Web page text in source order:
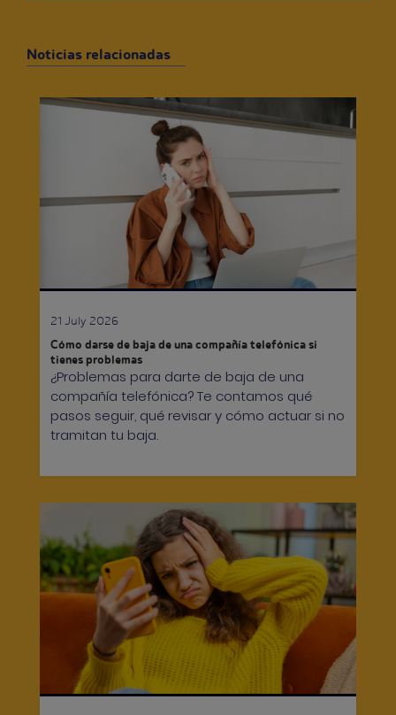
Noticias relacionadas
21 July 2026
Cómo darse de baja de una compañía telefónica si
tienes problemas
¿Problemas para darte de baja de una
compañía telefónica? Te contamos qué
pasos seguir, qué revisar y cómo actuar si no
tramitan tu baja.